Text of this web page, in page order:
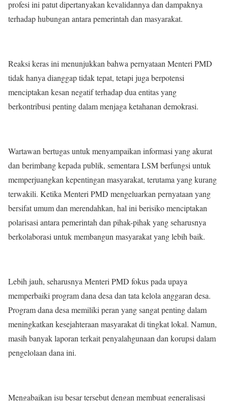
profesi ini patut dipertanyakan kevalidannya dan dampaknya
terhadap hubungan antara pemerintah dan masyarakat.
Reaksi keras ini menunjukkan bahwa pernyataan Menteri PMD
tidak hanya dianggap tidak tepat, tetapi juga berpotensi
menciptakan kesan negatif terhadap dua entitas yang
berkontribusi penting dalam menjaga ketahanan demokrasi.
Wartawan bertugas untuk menyampaikan informasi yang akurat
dan berimbang kepada publik, sementara LSM berfungsi untuk
memperjuangkan kepentingan masyarakat, terutama yang kurang
terwakili. Ketika Menteri PMD mengeluarkan pernyataan yang
bersifat umum dan merendahkan, hal ini berisiko menciptakan
polarisasi antara pemerintah dan pihak-pihak yang seharusnya
berkolaborasi untuk membangun masyarakat yang lebih baik.
Lebih jauh, seharusnya Menteri PMD fokus pada upaya
memperbaiki program dana desa dan tata kelola anggaran desa.
Program dana desa memiliki peran yang sangat penting dalam
meningkatkan kesejahteraan masyarakat di tingkat lokal. Namun,
masih banyak laporan terkait penyalahgunaan dan korupsi dalam
pengelolaan dana ini.
Mengabaikan isu besar tersebut dengan membuat generalisasi